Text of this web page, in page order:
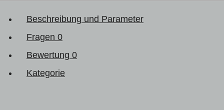
Beschreibung und Parameter
Fragen 0
Bewertung 0
Kategorie